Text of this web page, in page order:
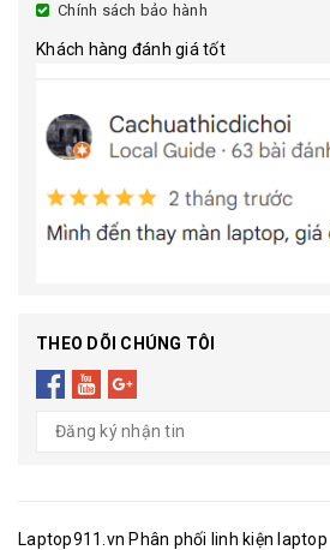
Chính sách bảo hành
Khách hàng đánh giá tốt
THEO DÕI CHÚNG TÔI
Laptop911.vn Phân phối linh kiện laptop